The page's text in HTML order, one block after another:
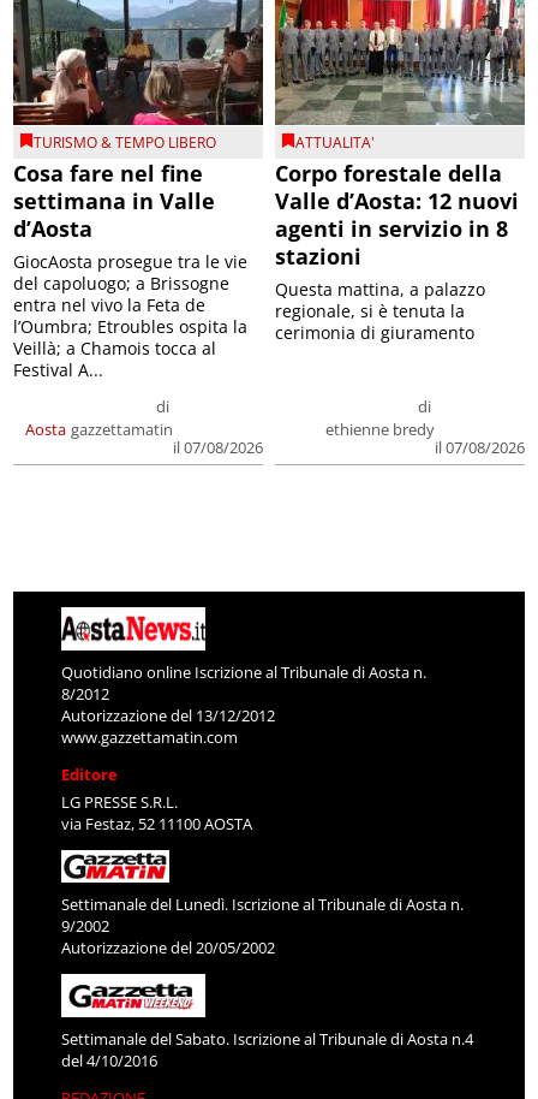
TURISMO & TEMPO LIBERO
Cosa fare nel fine
settimana in Valle
d’Aosta
Aosta
di
gazzettamatin
il 07/08/2026
GiocAosta prosegue tra le vie
del capoluogo; a Brissogne
entra nel vivo la Feta de
l’Oumbra; Etroubles ospita la
Veillà; a Chamois tocca al
Festival A...
ATTUALITA'
Corpo forestale della
Valle d’Aosta: 12 nuovi
agenti in servizio in 8
stazioni
di
ethienne bredy
il 07/08/2026
Questa mattina, a palazzo
regionale, si è tenuta la
cerimonia di giuramento
Quotidiano online Iscrizione al Tribunale di Aosta n.
8/2012
Autorizzazione del 13/12/2012
www.gazzettamatin.com
Editore
LG PRESSE S.R.L.
via Festaz, 52 11100 AOSTA
Settimanale del Lunedì. Iscrizione al Tribunale di Aosta n.
9/2002
Autorizzazione del 20/05/2002
Settimanale del Sabato. Iscrizione al Tribunale di Aosta n.4
del 4/10/2016